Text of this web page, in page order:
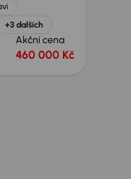
+3 dalších
Akční cena
460 000 Kč